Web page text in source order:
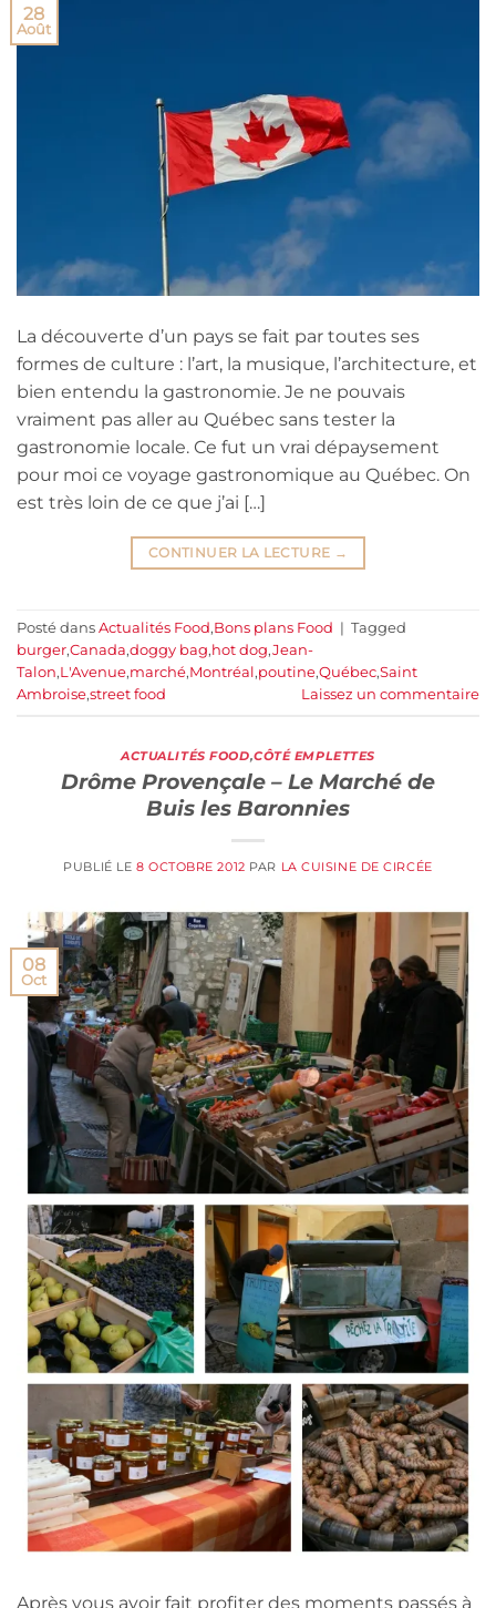
28
Août
La découverte d’un pays se fait par toutes ses
formes de culture : l’art, la musique, l’architecture, et
bien entendu la gastronomie. Je ne pouvais
vraiment pas aller au Québec sans tester la
gastronomie locale. Ce fut un vrai dépaysement
pour moi ce voyage gastronomique au Québec. On
est très loin de ce que j’ai […]
CONTINUER LA LECTURE →
Posté dans Actualités Food,Bons plans Food | Tagged
burger,Canada,doggy bag,hot dog,Jean-
Talon,L'Avenue,marché,Montréal ,poutine,Québec,Saint
Ambroise,street food Laissez un commentaire
ACTUALITÉS FOOD,CÔTÉ EMPLETTES
Drôme Provençale – Le Marché de
Buis les Baronnies
PUBLIÉ LE 8 OCTOBRE 2012 PAR LA CUISINE DE CIRCÉE
08
Oct
Après vous avoir fait profiter des moments passés à